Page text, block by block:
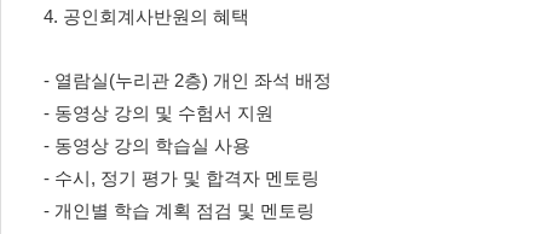
4. 공인회계사반원의 혜택
- 열람실(누리관 2층) 개인 좌석 배정
- 동영상 강의 및 수험서 지원
- 동영상 강의 학습실 사용
- 수시, 정기 평가 및 합격자 멘토링
- 개인별 학습 계획 점검 및 멘토링